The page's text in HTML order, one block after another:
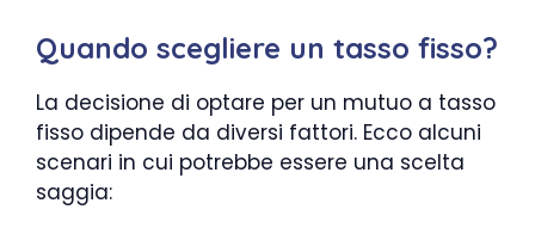
Quando scegliere un tasso fisso?
La decisione di optare per un mutuo a tasso
fisso dipende da diversi fattori. Ecco alcuni
scenari in cui potrebbe essere una scelta
saggia: